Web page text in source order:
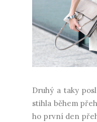
Druhý a taky
stihla během
ho první den